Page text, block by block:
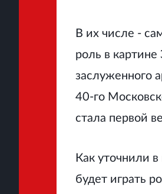
В их числе -
роль в
заслуженного
40-го
стала первой
Как уточнили
будет играть